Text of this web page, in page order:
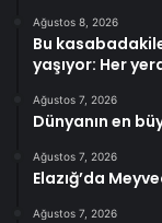
Ağustos 8, 2026
Bu
yaşıyor: Her
Ağustos 7, 2026
Dünyanın en
Ağustos 7, 2026
Elazığ’da
Ağustos 7, 2026